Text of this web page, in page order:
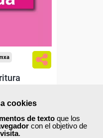
cookies
de texto que los
con el objetivo de
.